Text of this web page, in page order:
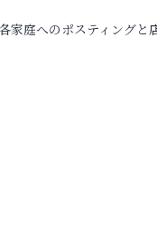
家庭へのポスティングと